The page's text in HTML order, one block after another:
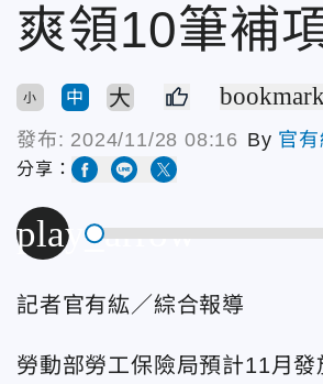
爽領10筆補
小 中 大
發布: 2024/11/28 08:16 By 官
分享：
play_arrow
記者官有紘／綜合報導
勞動部勞工保險局預計11月